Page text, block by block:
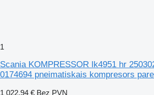
1
Scania KOMPRESSOR lk4951 hr
0174694 pneimatiskais kompresors
1 022,94 € Bez PVN